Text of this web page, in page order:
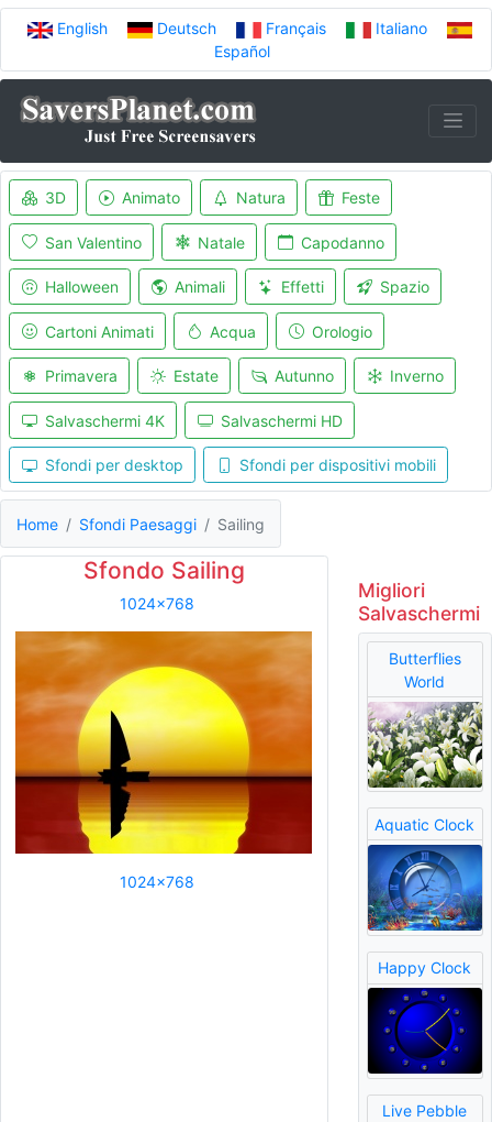
English Deutsch Français
Italiano
Español
3D Animato Natura Feste
San Valentino Natale Capodanno
Halloween Animali Effetti Spazio
Cartoni Animati Acqua Orologio
Primavera Estate Autunno Inverno
Salvaschermi 4K Salvaschermi HD
Sfondi per desktop Sfondi per dispositivi mobili
Home Sfondi Paesaggi Sailing
Sfondo Sailing
1024x768
1024x768
Migliori
Salvaschermi
Butterflies
World
Aquatic Clock
Happy Clock
Live Pebble